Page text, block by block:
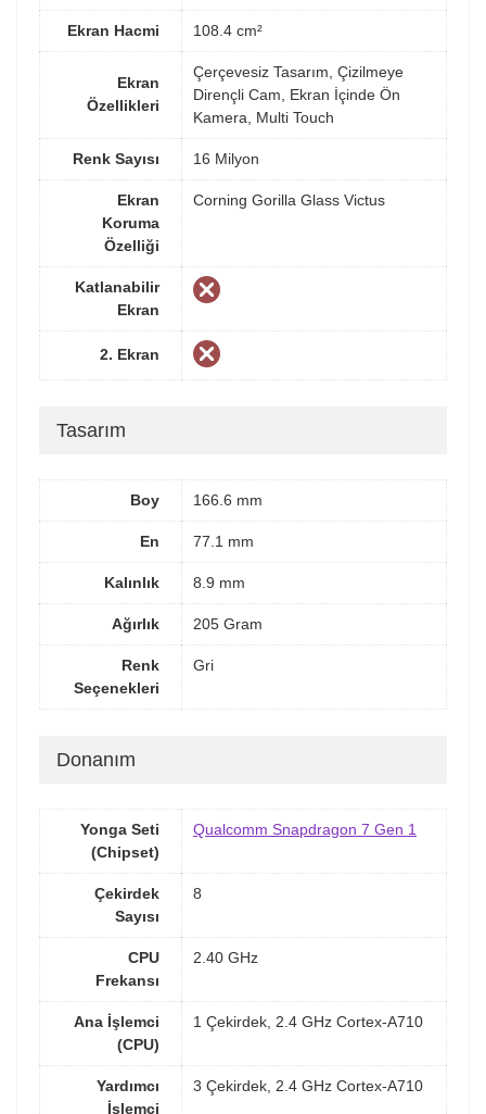
Ekran Hacmi 108.4 cm²
Ekran
Özellikleri
Çerçevesiz Tasarım, Çizilmeye
Dirençli Cam, Ekran İçinde Ön
Kamera, Multi Touch
Renk Sayısı 16 Milyon
Ekran
Koruma
Özelliği
Corning Gorilla Glass Victus
Katlanabilir
Ekran
2. Ekran
Tasarım
Boy 166.6 mm
En 77.1 mm
Kalınlık 8.9 mm
Ağırlık 205 Gram
Renk
Seçenekleri
Gri
Donanım
Yonga Seti
(Chipset)
Qualcomm Snapdragon 7 Gen 1
Çekirdek
Sayısı
8
CPU
Frekansı
2.40 GHz
Ana İşlemci
(CPU)
1 Çekirdek, 2.4 GHz Cortex-A710
Yardımcı
İşlemci
3 Çekirdek, 2.4 GHz Cortex-A710